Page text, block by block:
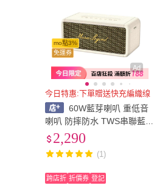
Ad
mo點3%
免運券
今日特惠:下單贈送快充編織缐
60W藍芽喇叭 重低音
喇叭 防摔防水 TWS串聯藍芽
音響 人聲/全頻雙模式 喇
2,290
(1)
跨店折 折價券 登記